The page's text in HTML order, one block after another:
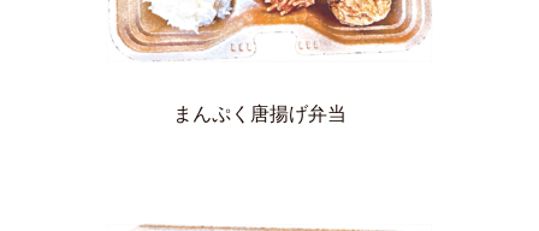
まんぷく唐揚げ弁当